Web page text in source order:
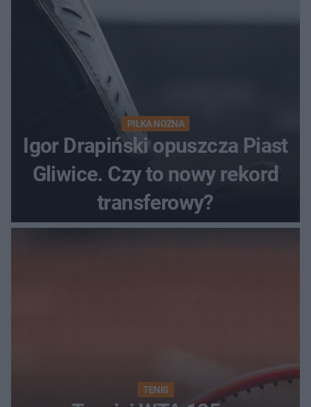
PIŁKA NOŻNA
Igor Drapiński opuszcza Piast
Gliwice. Czy to nowy rekord
transferowy?
TENIS